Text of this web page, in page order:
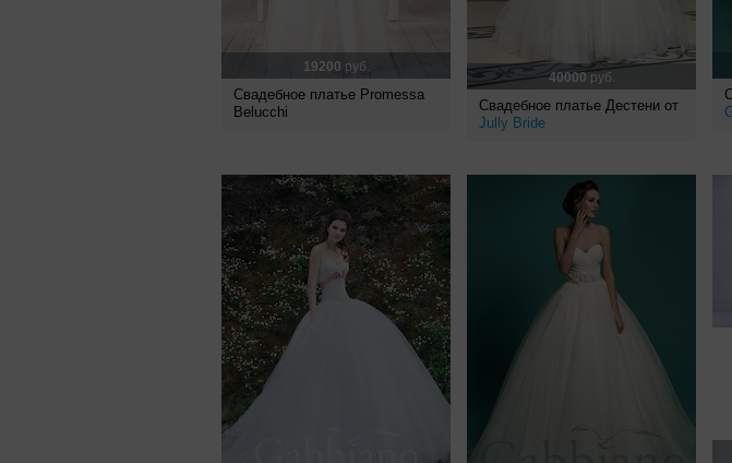
19200 руб.
Свадебное платье Promessa
Belucchi
40000 руб.
Свадебное платье Дестени от
Jully Bride